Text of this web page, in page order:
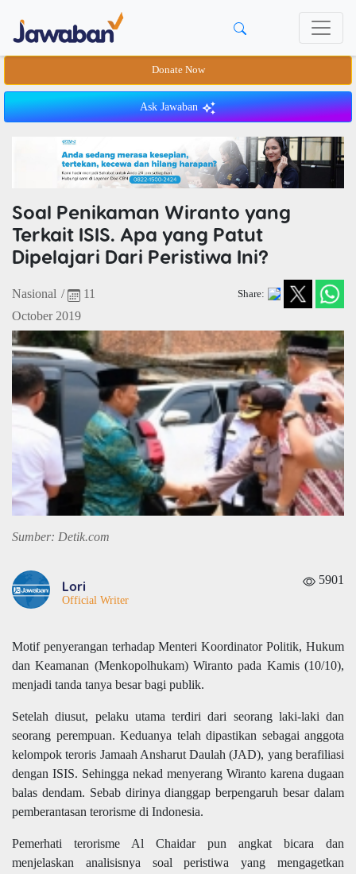
Donate Now
Ask Jawaban
Soal Penikaman Wiranto yang
Terkait ISIS. Apa yang Patut
Dipelajari Dari Peristiwa Ini?
Nasional /
11
October 2019
Share:
Sumber: Detik.com
Lori
Official Writer
5901
Motif penyerangan terhadap Menteri Koordinator Politik, Hukum
dan Keamanan (Menkopolhukam) Wiranto pada Kamis (10/10),
menjadi tanda tanya besar bagi publik.
Setelah diusut, pelaku utama terdiri dari seorang laki-laki dan
seorang perempuan. Keduanya telah dipastikan sebagai anggota
kelompok teroris Jamaah Ansharut Daulah (JAD), yang berafiliasi
dengan ISIS. Sehingga nekad menyerang Wiranto karena dugaan
balas dendam. Sebab dirinya dianggap berpengaruh besar dalam
pemberantasan terorisme di Indonesia.
Pemerhati terorisme Al Chaidar pun angkat bicara dan
menjelaskan analisisnya soal peristiwa yang mengagetkan